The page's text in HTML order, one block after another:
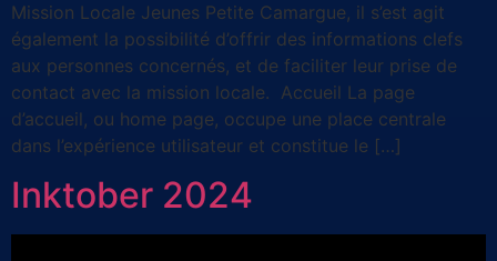
Mission Locale Jeunes Petite Camargue, il s’est agit
également la possibilité d’offrir des informations clefs
aux personnes concernés, et de faciliter leur prise de
contact avec la mission locale. Accueil La page
d’accueil, ou home page, occupe une place centrale
dans l’expérience utilisateur et constitue le […]
Inktober 2024